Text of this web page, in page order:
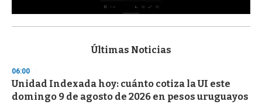
s
d
s
o
f
Últimas Noticias
06:00
Unidad Indexada hoy: cuánto cotiza la UI este
domingo 9 de agosto de 2026 en pesos uruguayos